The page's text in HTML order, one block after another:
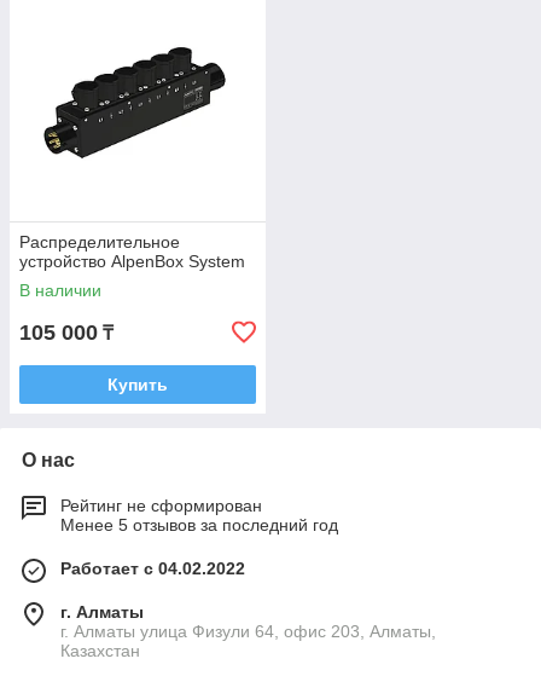
Распределительное
устройство AlpenBox System
В наличии
105 000 ₸
Купить
О нас
Рейтинг не сформирован
Менее 5 отзывов за последний год
Работает с 04.02.2022
г. Алматы
г. Алматы улица Физули 64, офис 203, Алматы,
Казахстан